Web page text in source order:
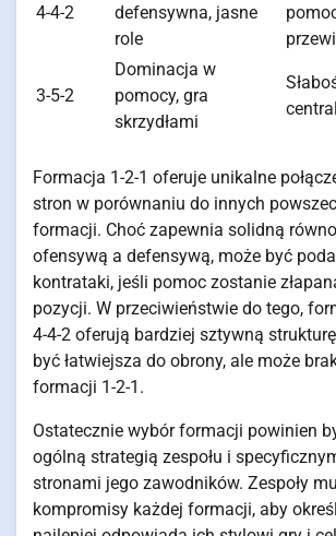
4-4-2
defensywna, jasne
role
3-5-2
Dominacja w
pomocy, gra
skrzydłami
Formacja 1-2-1 oferuje unikalne
stron w porównaniu do innych
formacji. Choć zapewnia solidną
ofensywą a defensywą, może być
kontrataki, jeśli pomoc zostanie
pozycji. W przeciwieństwie do tego,
4-4-2 oferują bardziej sztywną
być łatwiejsza do obrony, ale może
formacji 1-2-1.
Ostatecznie wybór formacji powinien
ogólną strategią zespołu i
stronami jego zawodników. Zespoły
kompromisy każdej formacji, aby